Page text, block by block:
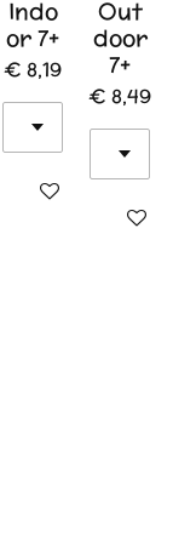
Indo
or 7+
€ 8,19
In winkelwagen
Out
door
7+
€ 8,49
In